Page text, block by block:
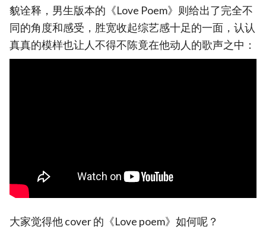
貌诠释，男生版本的《Love Poem》则给出了完全不
同的角度和感受，胜宽收起综艺感十足的一面，认认
真真的模样也让人不得不陈竟在他动人的歌声之中：
大家觉得他 cover 的《Love poem》如何呢？